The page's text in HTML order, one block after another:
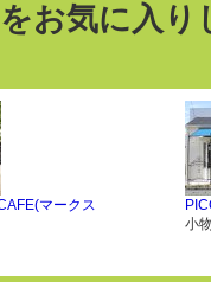
お気に入
マークス
小